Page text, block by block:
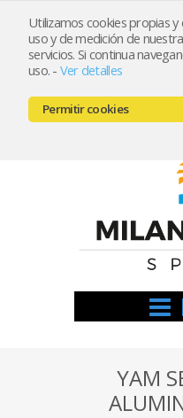
Utilizamos cookies propias
uso y de medición de
servicios. Si continua
uso. - Ver detalles
Permitir cookies
Registrarse
YAM